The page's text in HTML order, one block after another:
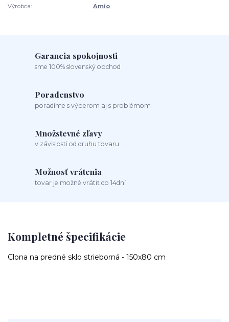
Výrobca:
Amio
Garancia spokojnosti
sme 100% slovenský obchod
Poradenstvo
poradíme s výberom aj s problémom
Množstevné zľavy
v závislosti od druhu tovaru
Možnosť vrátenia
tovar je možné vrátiť do 14dní
Kompletné špecifikácie
Clona na predné sklo strieborná - 150x80 cm